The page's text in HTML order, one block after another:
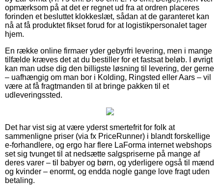
opmærksom på at det er regnet ud fra at ordren placeres
forinden et besluttet klokkeslæt, sådan at de garanteret kan
nå at få produktet fikset forud for at logistikpersonalet tager
hjem.
En række online firmaer yder gebyrfri levering, men i mange
tilfælde kræves det at du bestiller for et fastsat beløb. I øvrigt
kan man udse dig den billigste løsning til levering, der gerne
– uafhængig om man bor i Kolding, Ringsted eller Aars – vil
være at få fragtmanden til at bringe pakken til et
udleveringssted.
Det har vist sig at være yderst smertefrit for folk at
sammenligne priser (via fx PriceRunner) i blandt forskellige
e-forhandlere, og ergo har flere LaForma internet webshops
set sig tvunget til at nedsætte salgspriserne på mange af
deres varer – til babyer og børn, og yderligere også til mænd
og kvinder – enormt, og endda nogle gange love fragt uden
betaling.